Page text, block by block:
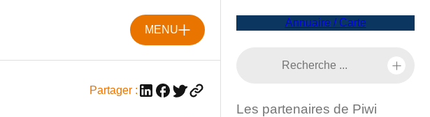
MENU
Partager :
Annuaire / Carte
Les partenaires de Piwi